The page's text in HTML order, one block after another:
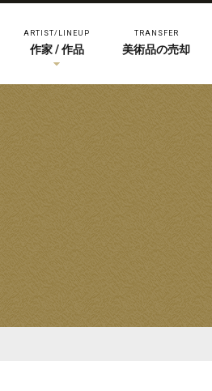
ARTIST/LINEUP
作家 / 作品
TRANSFER
美術品の売却